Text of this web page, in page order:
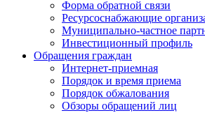
Форма обратной связи
Ресурсоснабжающие
Муниципально-частное
Инвестиционный профиль
Обращения граждан
Интернет-приемная
Порядок и время приема
Порядок обжалования
Обзоры обращений лиц